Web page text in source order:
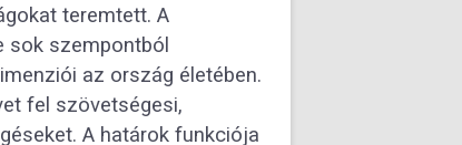
teremtett. A
sok szempontból
az ország életében.
fel szövetségesi,
A határok funkciója